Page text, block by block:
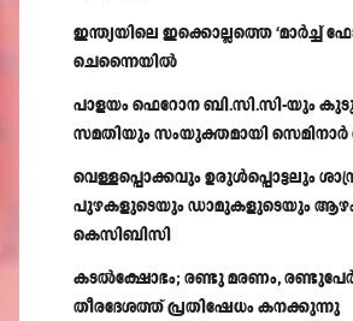
ഇന്ത്യയിലെ ഇക്കൊല്ലത്തെ ‘മാർച്ച്
ചെന്നൈയിൽ
പാളയം ഫെറോന ബി.സി.സി-യും
സമതിയും സംയുക്തമായി സെമിനാർ
വെള്ളപ്പൊക്കവും ഉരുള്‍പ്പൊട്ടലും
പുഴകളുടെയും ഡാമുകളുടെയും ആഴം
കെസിബിസി
കടൽക്ഷോഭം; രണ്ടു മരണം,
തീരദേശത്ത് പ്രതിഷേധം കനക്കുന്നു